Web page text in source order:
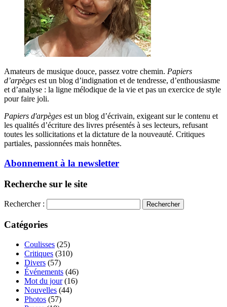
Amateurs de musique douce, passez votre chemin. Papiers
d’arpèges est un blog d’indignation et de tendresse, d’enthousiasme
et d’analyse : la ligne mélodique de la vie et pas un exercice de style
pour faire joli.
Papiers d'arpèges est un blog d’écrivain, exigeant sur le contenu et
les qualités d’écriture des livres présentés à ses lecteurs, refusant
toutes les sollicitations et la dictature de la nouveauté. Critiques
partiales, passionnées mais honnêtes.
Abonnement à la newsletter
Recherche sur le site
Rechercher :
Catégories
Coulisses (25)
Critiques (310)
Divers (57)
Événements (46)
Mot du jour(16)
Nouvelles (44)
Photos (57)